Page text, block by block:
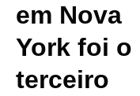
em Nova
York foi o
terceiro